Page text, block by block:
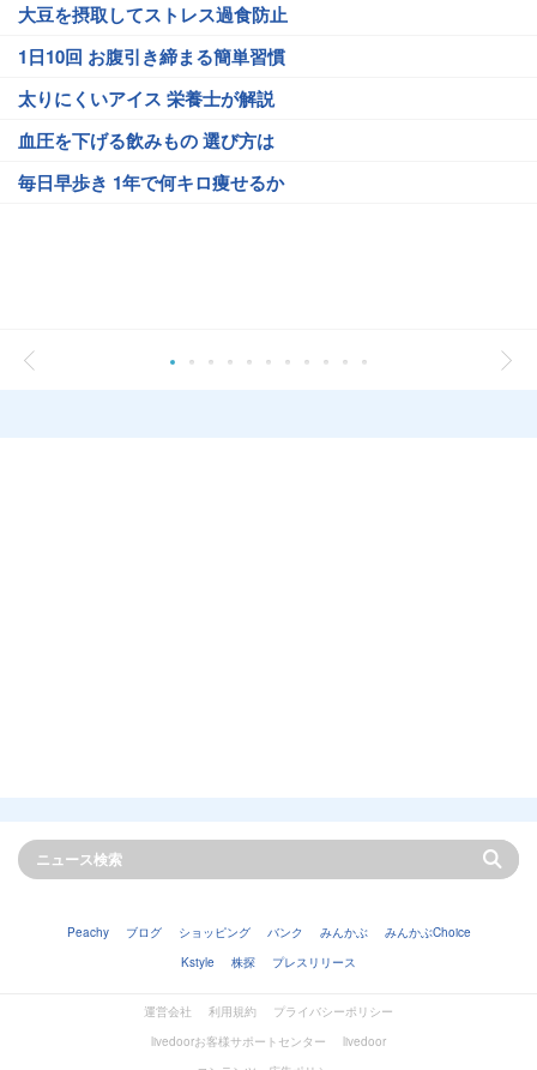
大豆を摂取してストレス過食防止
1日10回 お腹引き締まる簡単習慣
太りにくいアイス 栄養士が解説
血圧を下げる飲みもの 選び方は
毎日早歩き 1年で何キロ痩せるか
Peachy ブログ ショッピング バンク みんかぶ
みんかぶChoice
Kstyle
株探 プレスリリース
運営会社 利用規約
プライバシーポリシー
livedoorお客様サポートセンター
livedoor